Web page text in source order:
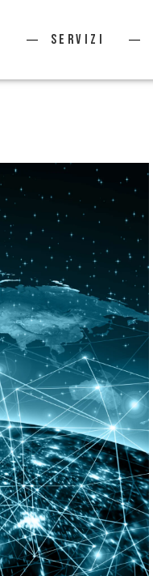
Servizi